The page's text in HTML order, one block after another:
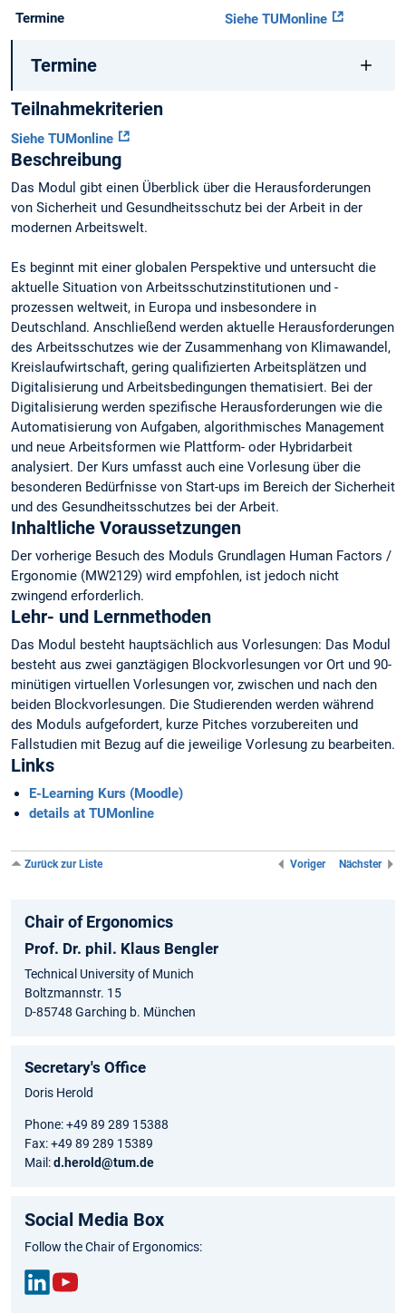
Termine
Siehe TUMonline
Termine
Teilnahmekriterien
Siehe TUMonline
Beschreibung
Das Modul gibt einen Überblick über die Herausforderungen
von Sicherheit und Gesundheitsschutz bei der Arbeit in der
modernen Arbeitswelt.
Es beginnt mit einer globalen Perspektive und untersucht die
aktuelle Situation von Arbeitsschutzinstitutionen und -
prozessen weltweit, in Europa und insbesondere in
Deutschland. Anschließend werden aktuelle Herausforderungen
des Arbeitsschutzes wie der Zusammenhang von Klimawandel,
Kreislaufwirtschaft, gering qualifizierten Arbeitsplätzen und
Digitalisierung und Arbeitsbedingungen thematisiert. Bei der
Digitalisierung werden spezifische Herausforderungen wie die
Automatisierung von Aufgaben, algorithmisches Management
und neue Arbeitsformen wie Plattform- oder Hybridarbeit
analysiert. Der Kurs umfasst auch eine Vorlesung über die
besonderen Bedürfnisse von Start-ups im Bereich der Sicherheit
und des Gesundheitsschutzes bei der Arbeit.
Inhaltliche Voraussetzungen
Der vorherige Besuch des Moduls Grundlagen Human Factors /
Ergonomie (MW2129) wird empfohlen, ist jedoch nicht
zwingend erforderlich.
Lehr- und Lernmethoden
Das Modul besteht hauptsächlich aus Vorlesungen: Das Modul
besteht aus zwei ganztägigen Blockvorlesungen vor Ort und 90-
minütigen virtuellen Vorlesungen vor, zwischen und nach den
beiden Blockvorlesungen. Die Studierenden werden während
des Moduls aufgefordert, kurze Pitches vorzubereiten und
Fallstudien mit Bezug auf die jeweilige Vorlesung zu bearbeiten.
Links
E-Learning Kurs (Moodle)
details at TUMonline
Zurück zur Liste Nächster
Voriger
Chair of Ergonomics
Prof. Dr. phil. Klaus Bengler
Technical University of Munich
Boltzmannstr. 15
D-85748 Garching b. München
Secretary's Office
Doris Herold
Phone: +49 89 289 15388
Fax: +49 89 289 15389
Mail:d.herold@tum.de
Social Media Box
Follow the Chair of Ergonomics: